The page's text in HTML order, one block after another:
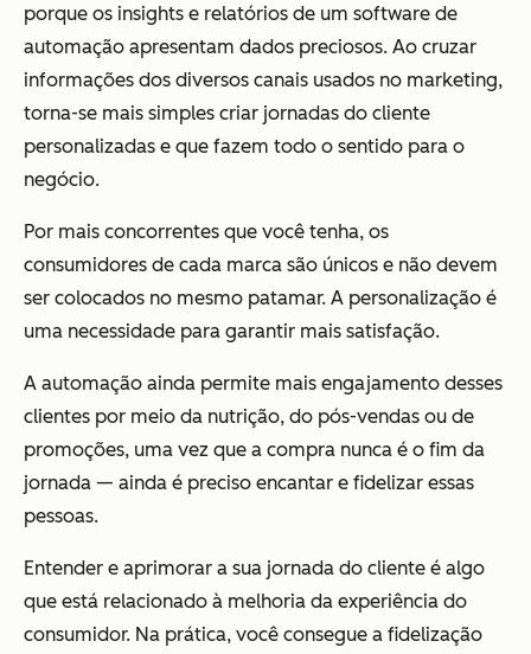
porque os insights e relatórios de um software de
automação apresentam dados preciosos. Ao cruzar
informações dos diversos canais usados no marketing,
torna-se mais simples criar jornadas do cliente
personalizadas e que fazem todo o sentido para o
negócio.
Por mais concorrentes que você tenha, os
consumidores de cada marca são únicos e não devem
ser colocados no mesmo patamar. A personalização é
uma necessidade para garantir mais satisfação.
A automação ainda permite mais engajamento desses
clientes por meio da nutrição, do pós-vendas ou de
promoções, uma vez que a compra nunca é o fim da
jornada — ainda é preciso encantar e fidelizar essas
pessoas.
Entender e aprimorar a sua jornada do cliente é algo
que está relacionado à melhoria da experiência do
consumidor. Na prática, você consegue a fidelização